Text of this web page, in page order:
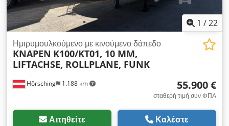
1 /22
Hörsching 1.188 km
Ημιρυμουλκούμενο με κινούμενο δάπεδο
KNAPEN K100/KT01, 10 MM,
LIFTACHSE, ROLLPLANE, FUNK
55.900 €
σταθερή τιμή συν ΦΠΑ
Αιτηθείτε Καλέστε